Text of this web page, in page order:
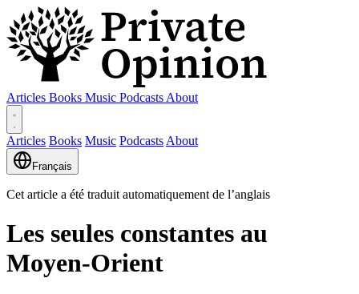
Articles Books Music Podcasts About
Articles Books Music Podcasts About
Français
Cet article a été traduit automatiquement de l’anglais
Les seules constantes au
Moyen-Orient